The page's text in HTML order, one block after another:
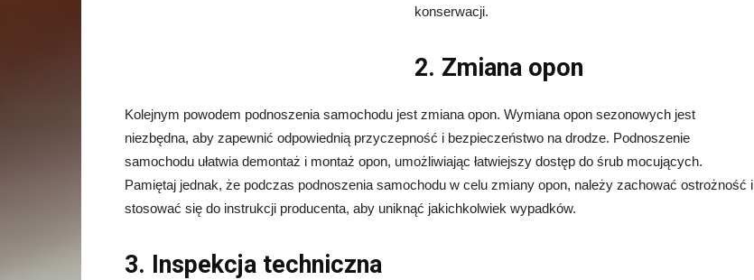
konserwacji.
2. Zmiana opon
Kolejnym powodem podnoszenia samochodu jest zmiana opon. Wymiana opon sezonowych jest
niezbędna, aby zapewnić odpowiednią przyczepność i bezpieczeństwo na drodze. Podnoszenie
samochodu ułatwia demontaż i montaż opon, umożliwiając łatwiejszy dostęp do śrub mocujących.
Pamiętaj jednak, że podczas podnoszenia samochodu w celu zmiany opon, należy zachować ostrożność i
stosować się do instrukcji producenta, aby uniknąć jakichkolwiek wypadków.
3. Inspekcja techniczna